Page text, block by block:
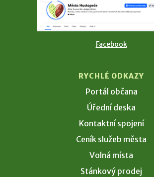
Facebook
RYCHLÉ ODKAZY
Portál občana
Úřední deska
Kontaktní spojení
Ceník služeb města
Volná místa
Stánkový prodej